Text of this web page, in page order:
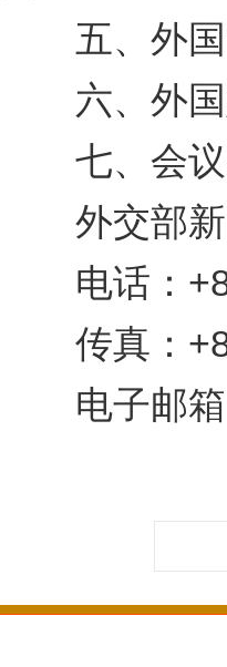
五、外国
六、外国
七、会议
外交部新
电话：
传真：
电子邮箱